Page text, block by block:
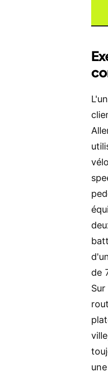
de
Sur